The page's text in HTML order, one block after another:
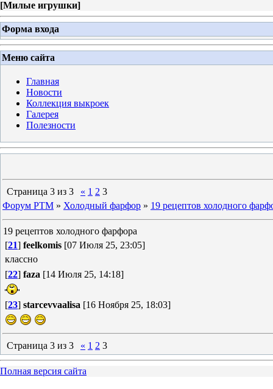
[Милые игрушки]
Форма входа
Меню сайта
Главная
Новости
Коллекция выкроек
Галерея
Полезности
Страница 3 из 3 « 1 2 3
Форум PTM » Холодный фарфор » 19 рецептов холодного
19 рецептов холодного фарфора
[21] feelkomis [07 Июля 25, 23:05]
классно
[22] faza [14 Июля 25, 14:18]
[23] starcevvaalisa [16 Ноября 25, 18:03]
Страница 3 из 3 « 1 2 3
Полная версия сайта